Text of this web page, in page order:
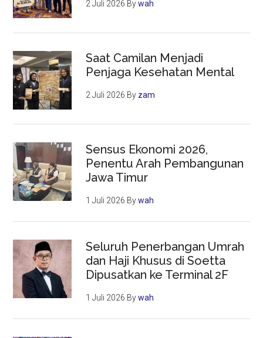
2 Juli 2026 Bywah
Saat Camilan Menjadi
Penjaga Kesehatan Mental
2 Juli 2026 By zam
Sensus Ekonomi 2026,
Penentu Arah Pembangunan
Jawa Timur
1 Juli 2026 Bywah
Seluruh Penerbangan Umrah
dan Haji Khusus di Soetta
Dipusatkan ke Terminal 2F
1 Juli 2026 Bywah